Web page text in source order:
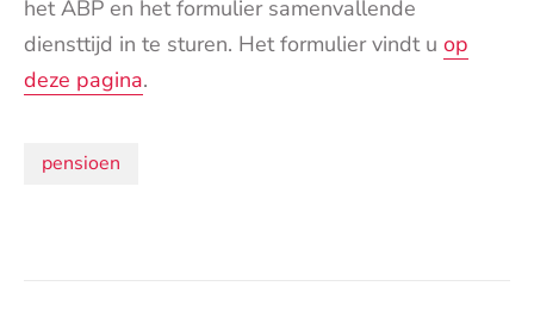
het ABP en het formulier samenvallende
diensttijd in te sturen. Het formulier vindt u op
deze pagina.
Onderwerpen:
pensioen